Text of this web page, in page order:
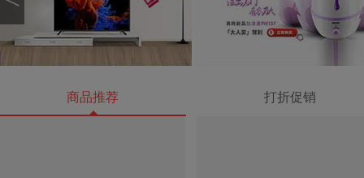
商品推荐 打折促销